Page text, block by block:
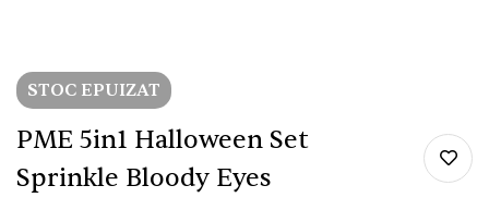
STOC EPUIZAT
PME 5in1 Halloween Set
Sprinkle Bloody Eyes